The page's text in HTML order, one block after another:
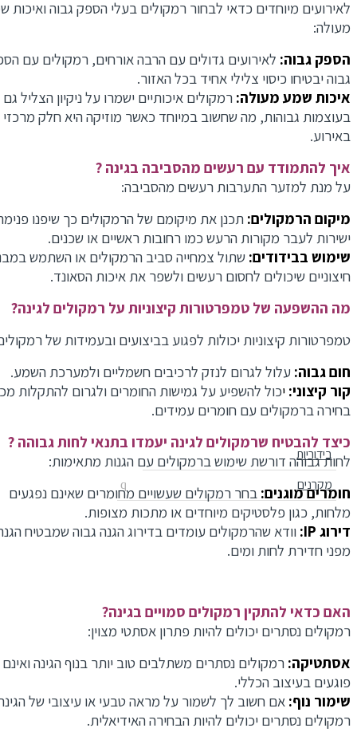
בידוריות
מקרנים
לאירועים מיוחדים כדאי לבחור רמקולים בעלי הספק גבוה ואיכות
מעולה:
הספק גבוה:לאירועים גדולים עם הרבה אורחים, רמקולים עם
גבוה יבטיחו כיסוי צלילי אחיד בכל האזור.
איכות שמע מעולה:רמקולים איכותיים ישמרו על ניקיון הצליל גם
בעוצמות גבוהות, מה שחשוב במיוחד כאשר מוזיקה היא חלק מרכזי
באירוע.
איך להתמודד עם רעשים מהסביבה בגינה ?
על מנת למזער התערבות רעשים מהסביבה:
מיקום הרמקולים:תכנן את מיקומם של הרמקולים כך שיפנו פנימה
ישירות לעבר מקורות הרעש כמו רחובות ראשיים או שכנים.
שימוש בבידודים:שתול צמחייה סביב הרמקולים או השתמש
חיצוניים שיכולים לחסום רעשים ולשפר את איכות הסאונד.
מה ההשפעה של טמפרטורות קיצוניות על רמקולים לגינה?
טמפרטורות קיצוניות יכולות לפגוע בביצועים ובעמידות של רמקולים:
חום גבוה:עלול לגרום לנזק לרכיבים חשמליים ולמערכת השמע.
קור קיצוני:י כול להשפיע על גמישות החומרים ולגרום להתקלות
בחירה ברמקולים עם חומרים עמידים.
כיצד להבטיח שרמקולים לגינה יעמדו בתנאי לחות גבוהה ?
לחות גבוהה דורשת שימוש ברמקולים עם הגנות מתאימות:
חומרים מוגנים:בחר רמקולים שעשויים מחומרים שאינם נפגעים
מלחות, כגון פלסטיקים מיוחדים או מתכות מצופות.
דירוג IP:
וודא שהרמקולים עומדים בדירוג הגנה גבוה שמבטיח הגנה
מפני חדירת לחות ומים.
האם כדאי להתקין רמקולים סמויים בגינה?
רמקולים נסתרים יכולים להיות פתרון אסתטי מצוין:
אסתטיקה:רמקולים נסתרים משתלבים טוב יותר בנוף הגינה ואינם
פוגעים בעיצוב הכללי.
שימור נוף:אם חשוב לך לשמור על מראה טבעי או עיצובי של הגינה,
רמקולים נסתרים יכולים להיות הבחירה האידיאלית.